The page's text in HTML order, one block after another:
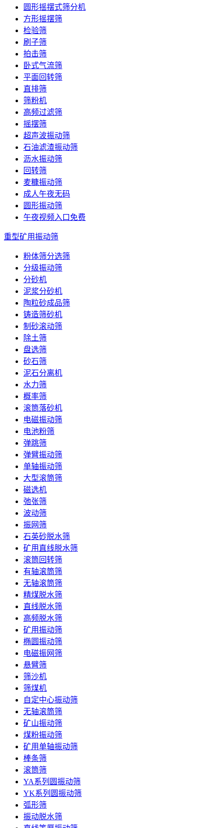
圆形摇摆式筛分机
方形摇摆筛
检验筛
刷子筛
拍击筛
卧式气流筛
平面回转筛
直排筛
筛粉机
高频过滤筛
摇摆筛
超声波振动筛
石油滤渣振动筛
沥水振动筛
回转筛
麦糠振动筛
成人午夜无码
圆形振动筛
午夜视频入口免费
重型矿用振动筛
粉体筛分选筛
分级振动筛
分砂机
泥浆分砂机
陶粒砂成品筛
铸造筛砂机
制砂滚动筛
除土筛
盘选筛
砂石筛
泥石分离机
水力筛
概率筛
滚筒落砂机
电磁振动筛
电池粉筛
弹跳筛
弹臂振动筛
单轴振动筛
大型滚筒筛
磁选机
弛张筛
波动筛
振网筛
石英砂脱水筛
矿用直线脱水筛
滚筒回转筛
有轴滚筒筛
无轴滚筒筛
精煤脱水筛
直线脱水筛
高频脱水筛
矿用振动筛
椭圆振动筛
电磁振网筛
悬臂筛
筛沙机
筛煤机
自定中心振动筛
无轴滚筒筛
矿山振动筛
煤粉振动筛
矿用单轴振动筛
棒条筛
滚筒筛
YA系列圆振动筛
YK系列圆振动筛
弧形筛
振动脱水筛